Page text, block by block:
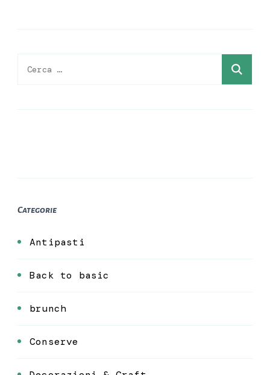
Ricerca
Categorie
Antipasti
Back to basic
brunch
Conserve